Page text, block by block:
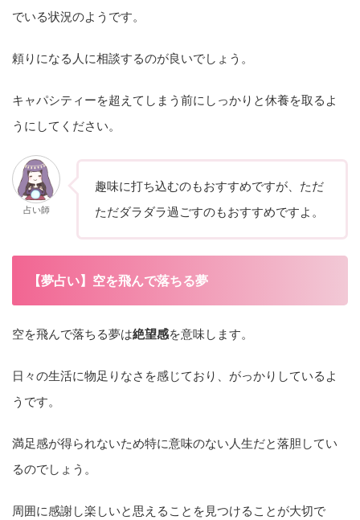
でいる状況のようです。
頼りになる人に相談するのが良いでしょう。
キャパシティーを超えてしまう前にしっかりと休養を取るよ
うにしてください。
占い師
趣味に打ち込むのもおすすめですが、ただ
ただダラダラ過ごすのもおすすめですよ。
【夢占い】空を飛んで落ちる夢
空を飛んで落ちる夢は絶望感を意味します。
日々の生活に物足りなさを感じており、がっかりしているよ
うです。
満足感が得られないため特に意味のない人生だと落胆してい
るのでしょう。
周囲に感謝し楽しいと思えることを見つけることが大切で